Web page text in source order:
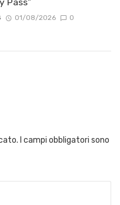
01/08/2026 0
I campi obbligatori sono